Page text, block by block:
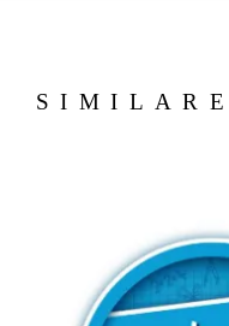
SIMILARE